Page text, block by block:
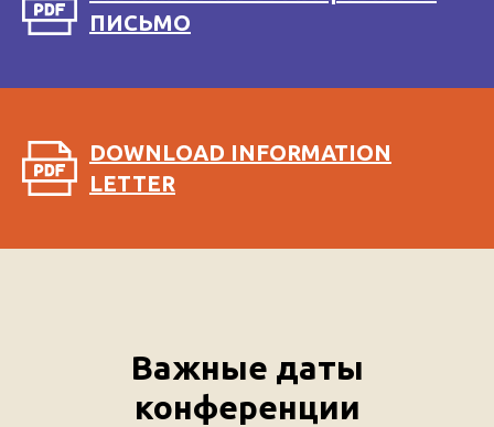
ПИСЬМО
DOWNLOAD INFORMATION
LETTER
Важные даты
конференции